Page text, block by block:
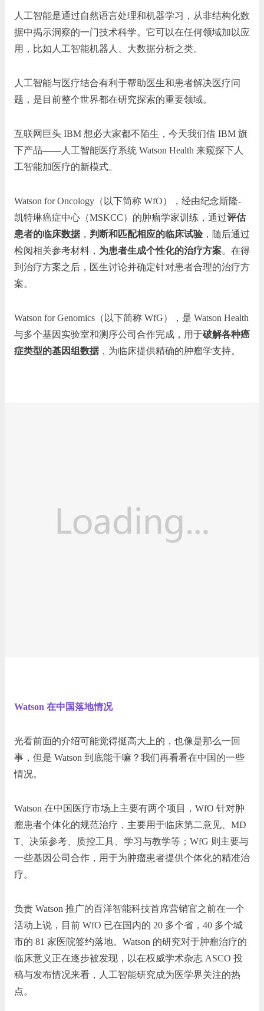
人工智能是通过自然语言处理和机器学习，从非结构化数
据中揭示洞察的一门技术科学。它可以在任何领域加以应
用，比如人工智能机器人、大数据分析之类。
人工智能与医疗结合有利于帮助医生和患者解决医疗问
题，是目前整个世界都在研究探索的重要领域。
互联网巨头 IBM 想必大家都不陌生，今天我们借 IBM 旗
下产品——人工智能医疗系统 Watson Health 来窥探下人
工智能加医疗的新模式。
Watson for Oncology（以下简称 WfO），经由纪念斯隆-
凯特琳癌症中心（MSKCC）的肿瘤学家训练，通过评估
患者的临床数据， 判断和匹配相应的临床试验 ，随后通过
检阅相关参考材料， 为患者生成个性化的治疗方案。在得
到治疗方案之后，医生讨论并确定针对患者合理的治疗方
案。
Watson for Genomics（以下简称 WfG），是 Watson Health
与多个基因实验室和测序公司合作完成，用于破解各种癌
症类型的基因组数据，为临床提供精确的肿瘤学支持。
Watson 在中国落地情况
光看前面的介绍可能觉得挺高大上的，也像是那么一回
事，但是 Watson 到底能干嘛？我们再看看在中国的一些
情况。
Watson 在中国医疗市场上主要有两个项目，WfO 针对肿
瘤患者个体化的规范治疗，主要用于临床第二意见、MD
T、决策参考、质控工具、学习与教学等；WfG 则主要与
一些基因公司合作，用于为肿瘤患者提供个体化的精准治
疗。
负责 Watson 推广的百洋智能科技首席营销官之前在一个
活动上说，目前 WfO 已在国内的 20 多个省，40 多个城
市的 81 家医院签约落地。Watson 的研究对于肿瘤治疗的
临床意义正在逐步被发现，以在权威学术杂志 ASCO 投
稿与发布情况来看，人工智能研究成为医学界关注的热
点。